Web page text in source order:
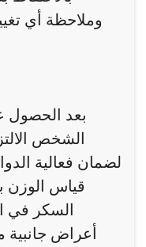
وملاحظة أي
بعد الحصول
الشخص
لضمان فعالية
قياس
السكر في
أعراض جانبية